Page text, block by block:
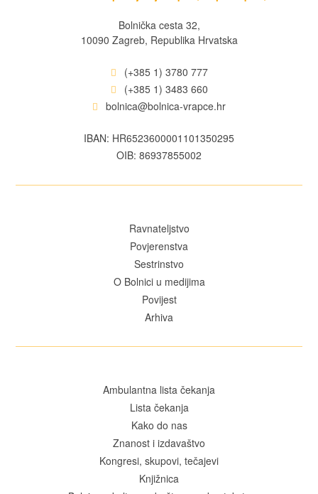
Bolnička cesta 32,
10090 Zagreb, Republika Hrvatska
(+385 1) 3780 777
(+385 1) 3483 660
bolnica@bolnica-vrapce.hr
IBAN: HR6523600001101350295
OIB: 86937855002
Ravnateljstvo
Povjerenstva
Sestrinstvo
O Bolnici u medijima
Povijest
Arhiva
Ambulantna lista čekanja
Lista čekanja
Kako do nas
Znanost i izdavaštvo
Kongresi, skupovi, tečajevi
Knjižnica